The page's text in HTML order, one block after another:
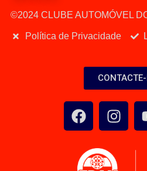
©2024 CLUBE AUTOMÓVEL
Política de Privacidade